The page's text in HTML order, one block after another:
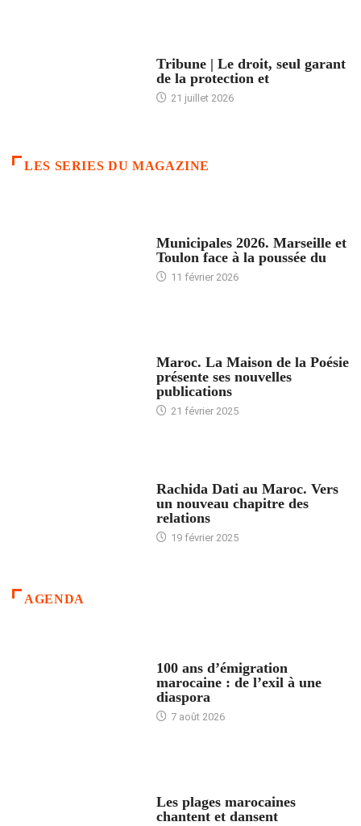
Tribune | Le droit, seul garant
de la protection et
21 juillet 2026
LES SERIES DU MAGAZINE
Municipales 2026. Marseille et
Toulon face à la poussée du
11 février 2026
Maroc. La Maison de la Poésie
présente ses nouvelles
publications
21 février 2025
Rachida Dati au Maroc. Vers
un nouveau chapitre des
relations
19 février 2025
AGENDA
100 ans d’émigration
marocaine : de l’exil à une
diaspora
7 août 2026
Les plages marocaines
chantent et dansent